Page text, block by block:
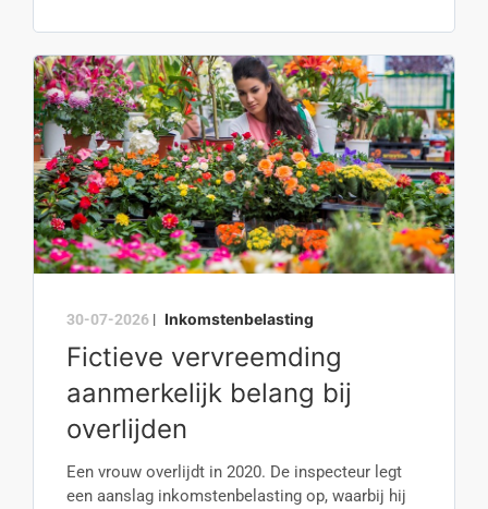
30-07-2026 | Inkomstenbelasting
Fictieve vervreemding
aanmerkelijk belang bij
overlijden
Een vrouw overlijdt in 2020. De inspecteur legt
een aanslag inkomstenbelasting op, waarbij hij